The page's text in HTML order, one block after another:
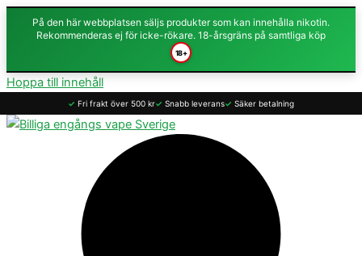
På den här webbplatsen säljs produkter som kan innehålla nikotin.
Rekommenderas ej för icke-rökare. 18-årsgräns på samtliga köp
18+
Hoppa till innehåll
✓ Fri frakt över 500 kr✓ Snabb leverans✓ Säker betalning